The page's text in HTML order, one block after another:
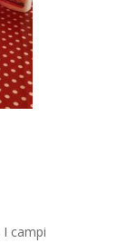
I campi